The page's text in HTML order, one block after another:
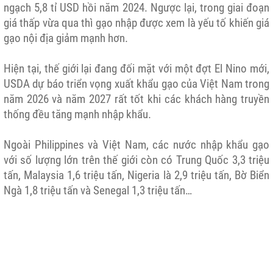
ngạch 5,8 tỉ USD hồi năm 2024. Ngược lại, trong giai đoạn
giá thấp vừa qua thì gạo nhập được xem là yếu tố khiến giá
gạo nội địa giảm mạnh hơn.
Hiện tại, thế giới lại đang đối mặt với một đợt El Nino mới,
USDA dự báo triển vọng xuất khẩu gạo của Việt Nam trong
năm 2026 và năm 2027 rất tốt khi các khách hàng truyền
thống đều tăng mạnh nhập khẩu.
Ngoài Philippines và Việt Nam, các nước nhập khẩu gạo
với số lượng lớn trên thế giới còn có Trung Quốc 3,3 triệu
tấn, Malaysia 1,6 triệu tấn, Nigeria là 2,9 triệu tấn, Bờ Biển
Ngà 1,8 triệu tấn và Senegal 1,3 triệu tấn…